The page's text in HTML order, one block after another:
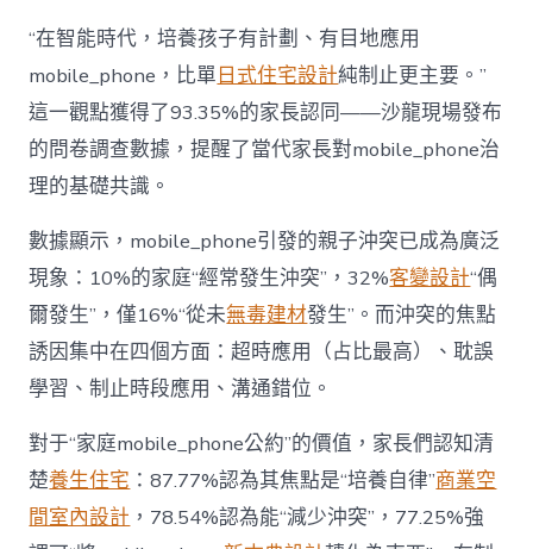
東
西”，
而
非
“家
庭
中
“在智能時代，培養孩子有計劃、有目地應用
mobile_phone，比單日式住宅設計純制止更主要。”
這一觀點獲得了93.35%的家長認同——沙龍現場發布
的問卷調查數據，提醒了當代家長對mobile_phone治
理的基礎共識。
數據顯示，mobile_phone引發的親子沖突已成為廣泛
現象：10%的家庭“經常發生沖突”，32%客變設計“偶
爾發生”，僅16%“從未無毒建材發生”。而沖突的焦點
誘因集中在四個方面：超時應用（占比最高）、耽誤
學習、制止時段應用、溝通錯位。
對于“家庭mobile_phone公約”的價值，家長們認知清
楚養生住宅 ：87.77%認為其焦點是“培養自律”商業空
間室內設計 ，78.54%認為能“減少沖突”，77.25%強